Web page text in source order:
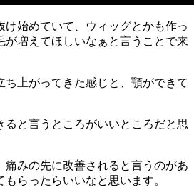
け始めていて、ウィッグとかも作っ
が増えてほしいなぁと言うことで来
ち上がってきた感じと、顎ができて
ると言うところがいいところだと思
痛みの先に改善されると言うのがあ
らったらいいなと思います。